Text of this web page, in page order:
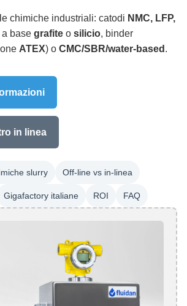
chimiche industriali: catodi NMC, LFP,
a base grafite o silicio, binder
ATEX) o CMC/SBR/water-based .
in linea
slurry Off-line vs in-linea
Gigafactory italiane ROI FAQ